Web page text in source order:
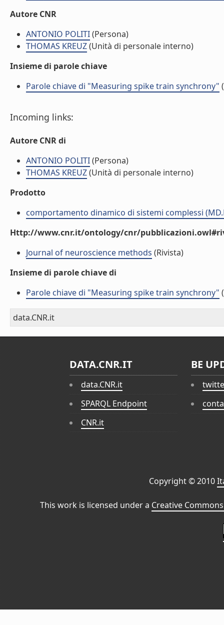
Autore CNR
ANTONIO POLITI(Persona)
THOMAS KREUZ(Unità di personale interno)
Insieme di parole chiave
Parole chiave di "Measuring spike train synchrony"
Incoming links:
Autore CNR di
ANTONIO POLITI(Persona)
THOMAS KREUZ(Unità di personale interno)
Prodotto
comportamento dinamico di sistemi complessi
Http://www.cnr.it/ontology/cnr/
Journal of neuroscience methods (Rivista)
Insieme di parole chiave di
Parole chiave di "Measuring spike train synchrony"
data.CNR.it
DATA.CNR.IT
data.CNR.it
SPARQL Endpoint
CNR.it
BE
Copyright © 2010
This work is licensed under a Creative